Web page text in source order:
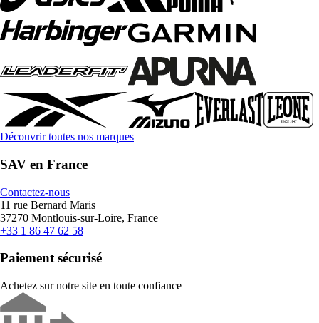
Découvrir toutes nos marques
SAV en France
Contactez-nous
11 rue Bernard Maris
37270 Montlouis-sur-Loire, France
+33 1 86 47 62 58
Paiement sécurisé
Achetez sur notre site en toute confiance